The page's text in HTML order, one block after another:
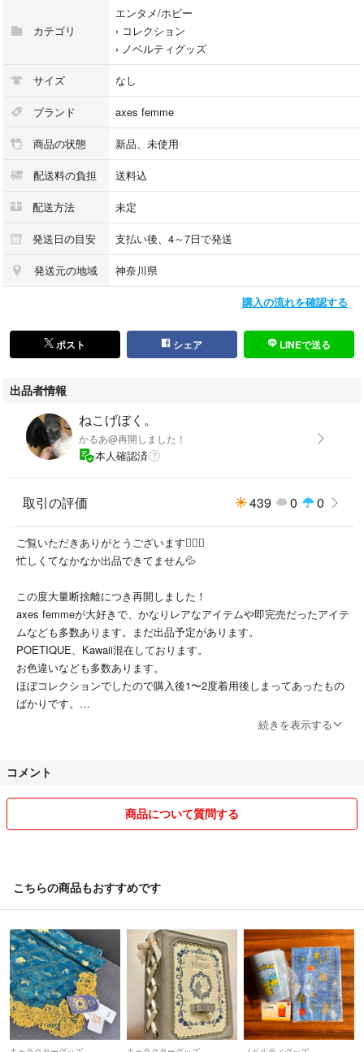
カテゴリ
エンタメ/ホビー
› コレクション
› ノベルティグッズ
サイズ なし
ブランド axes femme
商品の状態 新品、未使用
配送料の負担 送料込
配送方法 未定
発送日の目安 支払い後、4～7日で発送
発送元の地域 神奈川県
購入の流れを確認する
ポスト シェア LINEで送る
出品者情報
ねこげぼく。
かるあ@再開しました！
本人確認済
取引の評価 439 0 0
ご覧いただきありがとうございます🙇🏻‍♀️
忙しくてなかなか出品できてません💦
この度大量断捨離につき再開しました！
axes femmeが大好きで、かなりレアなアイテムや即完売だったアイテ
ムなども多数あります。まだ出品予定があります。
POETIQUE、Kawaii混在しております。
お色違いなども多数あります。
ほぼコレクションでしたので購入後1〜2度着用後しまってあったもの
ばかりです。
※お急ぎやご希望の対応方法などありましたら購入前にコメント下さ
購入申請後はお受けできません🙇🏻‍♀️
⭐︎値下げ交渉は承っておりません。
⭐︎おまとめの場合はご希望の商品にコメント(絵文字だけでも可)をして
からご連絡ください。1日お取り置き致します。
いいねだと把握できないので必ずコメントでお願いします🙇🏻‍♀️
他のオークションサイトでは多数のお取引をさせていただきました。
こちらでも気持ちの良いお取引、迅速な対応ができるよう努めます。
続きを表示する
コメント
商品について質問する
こちらの商品もおすすめです